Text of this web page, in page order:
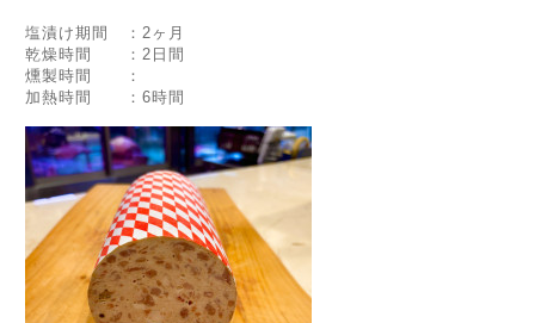
塩漬け期間 ：2ヶ月
乾燥時間 ：2日間
燻製時間 ：
加熱時間 ：6時間